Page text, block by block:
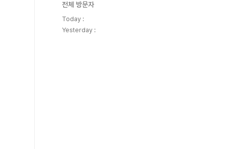
전체 방문자
Today :
Yesterday :